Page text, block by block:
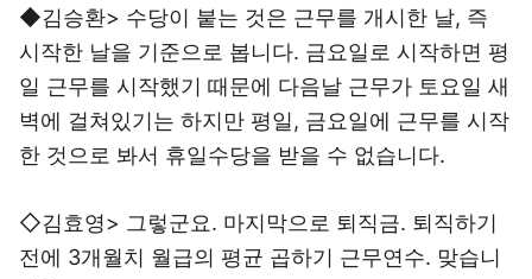
◆김승환> 수당이 붙는 것은 근무를 개시한 날, 즉
시작한 날을 기준으로 봅니다. 금요일로 시작하면 평
일 근무를 시작했기 때문에 다음날 근무가 토요일 새
벽에 걸쳐있기는 하지만 평일, 금요일에 근무를 시작
한 것으로 봐서 휴일수당을 받을 수 없습니다.
◇김효영> 그렇군요. 마지막으로 퇴직금. 퇴직하기
전에 3개월치 월급의 평균 곱하기 근무연수. 맞습니